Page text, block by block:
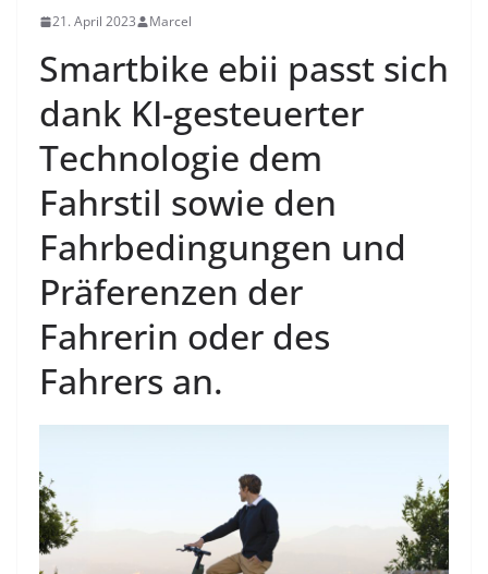
21. April 2023 Marcel
​Smartbike ebii passt sich
dank KI-gesteuerter
Technologie dem
Fahrstil sowie den
Fahrbedingungen und
Präferenzen der
Fahrerin oder des
Fahrers an.